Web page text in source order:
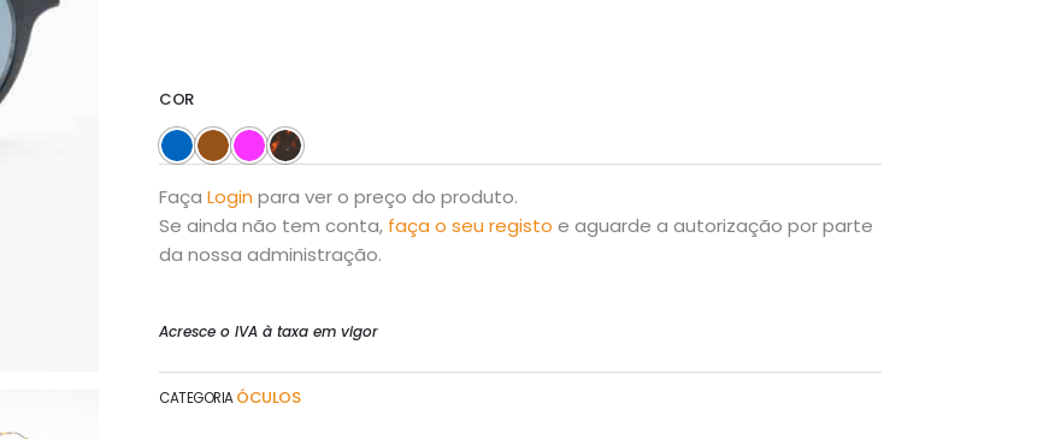
COR
Faça Login para ver o preço do produto.
Se ainda não tem conta, faça o seu registo e aguarde a autorização por parte
da nossa administração.
Acresce o IVA à taxa em vigor
CATEGORIA ÓCULOS